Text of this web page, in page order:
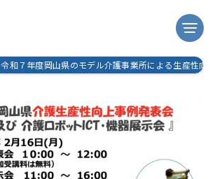
令和７年度岡山県のモデル介護事業所による生産性